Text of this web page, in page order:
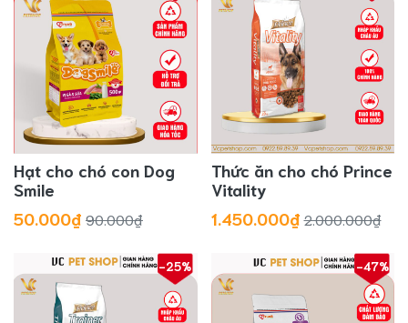
Hạt cho chó con Dog
Smile
50.000₫ 90.000₫
Thức ăn cho chó Prince
Vitality
1.450.000₫ 2.000.000₫
-25% -47%